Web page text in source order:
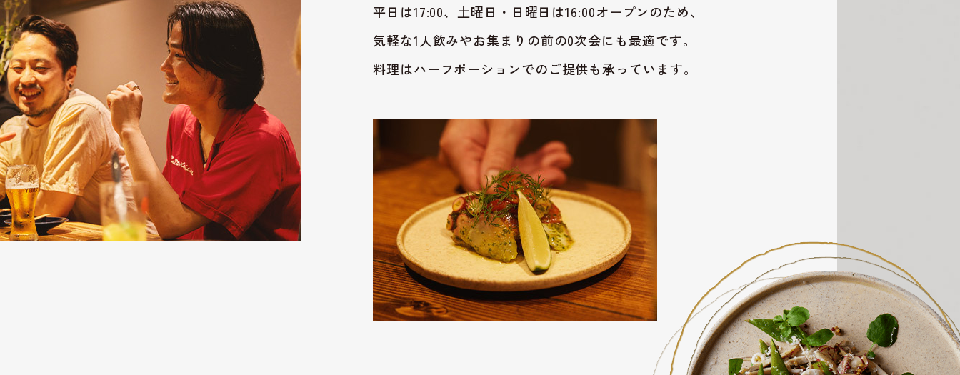
平日は17:00、土曜日・日曜日は16:00オープンのため、
気軽な1人飲みやお集まりの前の0次会にも最適です。
料理はハーフポーションでのご提供も承っています。